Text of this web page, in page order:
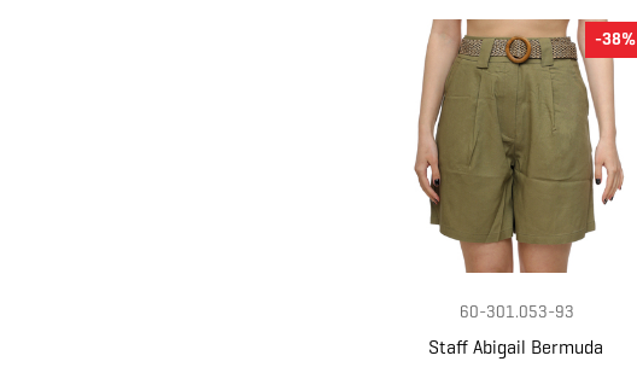
60-301.053-93
Staff Abigail Bermuda
-38%